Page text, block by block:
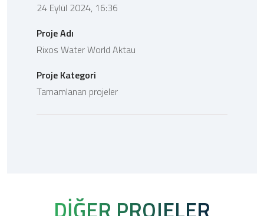
24 Eylül 2024, 16:36
Proje Adı
Rixos Water World Aktau
Proje Kategori
Tamamlanan projeler